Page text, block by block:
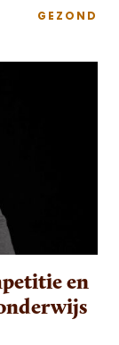
GEZOND
en